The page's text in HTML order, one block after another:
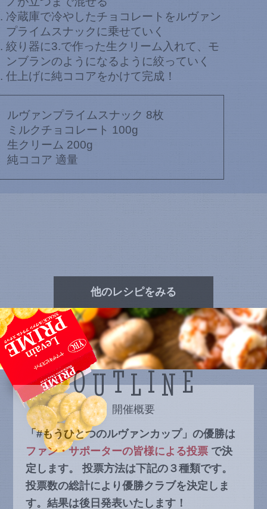
冷蔵庫で冷やしたチョコレートをルヴァン
プライムスナックに乗せていく
絞り器に3.で作った生クリーム入れて、モ
ンブランのようになるように絞っていく
仕上げに純ココアをかけて完成！
ルヴァンプライムスナック 8枚
ミルクチョコレート 100g
生クリーム 200g
純ココア 適量
他のレシピをみる
OUTLINE
開催概要
「#もうひとつのルヴァンカップ」の優勝は
ファン・サポーターの皆様による投票で決
定します。
投票方法は下記の３種類です。
投票数の総計により優勝クラブを決定しま
す。結果は後日発表いたします！